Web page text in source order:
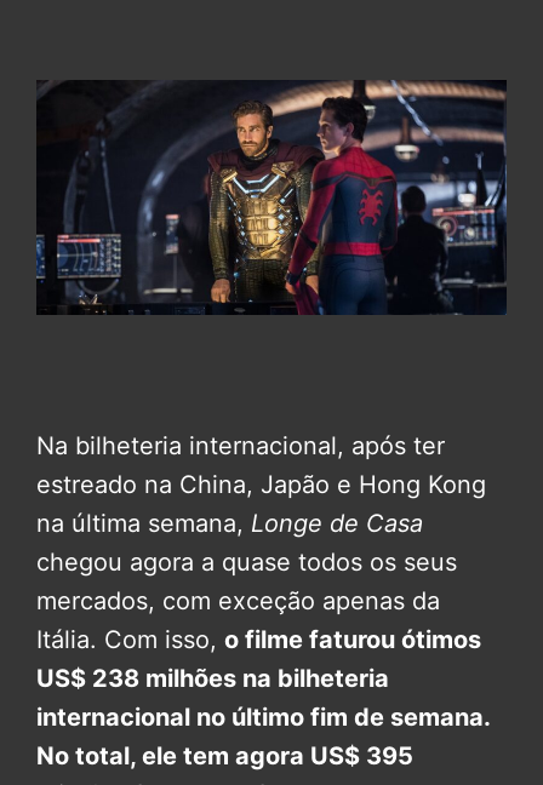
Na bilheteria internacional, após ter
estreado na China, Japão e Hong Kong
na última semana, Longe de Casa
chegou agora a quase todos os seus
mercados, com exceção apenas da
Itália. Com isso, o filme faturou ótimos
US$ 238 milhões na bilheteria
internacional no último fim de semana.
No total, ele tem agora US$ 395